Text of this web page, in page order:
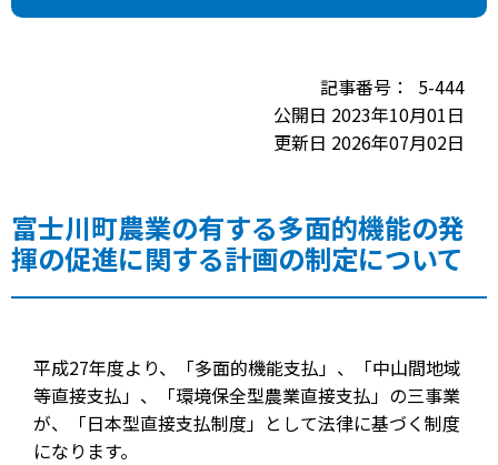
5-444
公開日 2023年10月01日
更新日 2026年07月02日
富士川町農業の有する多面的機能の発
揮の促進に関する計画の制定について
平成27年度より、「多面的機能支払」、「中山間地域
等直接支払」、「環境保全型農業直接支払」の三事業
が、「日本型直接支払制度」として法律に基づく制度
になります。